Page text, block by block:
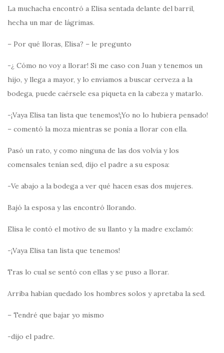
La muchacha encontró a Elisa sentada delante del barril,
hecha un mar de lágrimas.
– Por qué lloras, Elisa? – le pregunto
-¿ Cómo no voy a llorar! Si me caso con Juan y tenemos un
hijo, y llega a mayor, y lo enviamos a buscar cerveza a la
bodega, puede caérsele esa piqueta en la cabeza y matarlo.
-¡Vaya Elisa tan lista que tenemos!¡Yo no lo hubiera pensado!
– comentó la moza mientras se ponía a llorar con ella.
Pasó un rato, y como ninguna de las dos volvía y los
comensales tenían sed, dijo el padre a su esposa:
-Ve abajo a la bodega a ver qué hacen esas dos mujeres.
Bajó la esposa y las encontró llorando.
Elisa le contó el motivo de su llanto y la madre exclamó:
-¡Vaya Elisa tan lista que tenemos!
Tras lo cual se sentó con ellas y se puso a llorar.
Arriba habían quedado los hombres solos y apretaba la sed.
– Tendré que bajar yo mismo
-dijo el padre.